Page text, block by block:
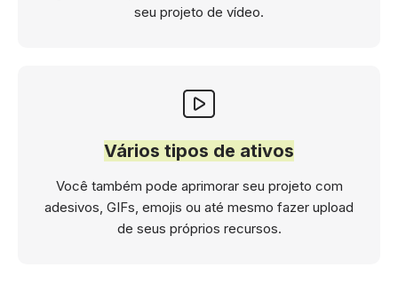
seu projeto de vídeo.
Vários tipos de ativos
Você também pode aprimorar seu projeto com
adesivos, GIFs, emojis ou até mesmo fazer upload
de seus próprios recursos.